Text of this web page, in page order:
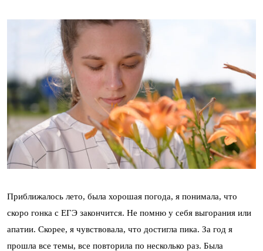
Приближалось лето, была хорошая погода, я понимала, что
скоро гонка с ЕГЭ закончится. Не помню у себя выгорания или
апатии. Скорее, я чувствовала, что достигла пика. За год я
прошла все темы, все повторила по несколько раз. Была